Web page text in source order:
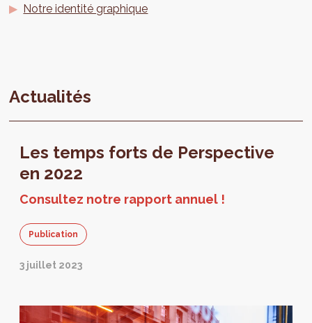
Notre identité graphique
Actualités
Les temps forts de Perspective
en 2022
Consultez notre rapport annuel !
Publication
3 juillet 2023